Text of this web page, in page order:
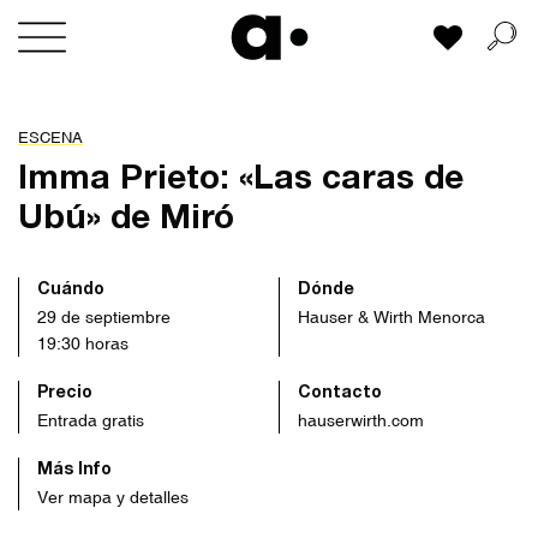
Skip
Mi lista
ESCENA
Imma Prieto: «Las caras de
Ubú» de Miró
Cuándo
29 de septiembre
19:30 horas
Dónde
Hauser & Wirth Menorca
Precio
Entrada gratis
Contacto
hauserwirth.com
Más Info
Ver mapa y detalles